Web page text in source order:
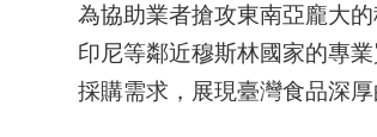
為協助業者搶攻東南亞龐大
印尼等鄰近穆斯林國家的專
採購需求，展現臺灣食品深